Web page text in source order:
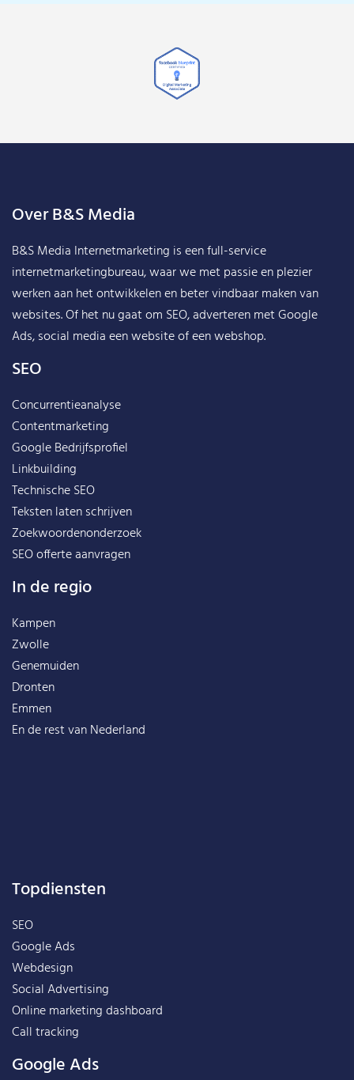
Over B&S Media
B&S Media Internetmarketing is een full-service
internetmarketingbureau, waar we met passie en plezier
werken aan het ontwikkelen en beter vindbaar maken van
websites. Of het nu gaat om SEO, adverteren met Google
Ads, social media een website of een webshop.
SEO
Concurrentieanalyse
Contentmarketing
Google Bedrijfsprofiel
Linkbuilding
Technische SEO
Teksten laten schrijven
Zoekwoordenonderzoek
SEO offerte aanvragen
In de regio
Kampen
Zwolle
Genemuiden
Dronten
Emmen
En de rest vanNederland
Topdiensten
SEO
Google Ads
Webdesign
Social Advertising
Online marketing dashboard
Call tracking
Google Ads